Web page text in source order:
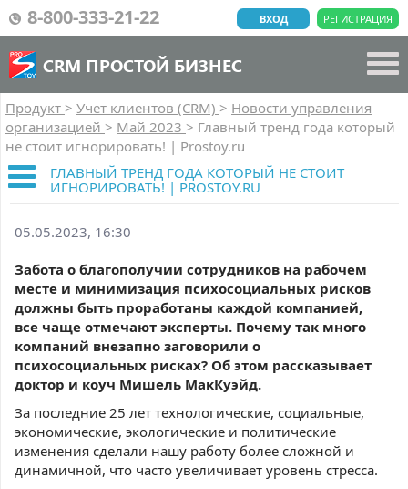
8-800-333-21-22 РЕГИСТРАЦИЯ
ВХОД
CRM ПРОСТОЙ БИЗНЕС
Продукт > Учет клиентов (CRM) > Новости управления
организацией > Май 2023 > Главный тренд года который
не стоит игнорировать! | Prostoy.ru
ГЛАВНЫЙ ТРЕНД ГОДА КОТОРЫЙ НЕ СТОИТ
ИГНОРИРОВАТЬ! | PROSTOY.RU
05.05.2023, 16:30
Забота о благополучии сотрудников на рабочем
месте и минимизация психосоциальных рисков
должны быть проработаны каждой компанией,
все чаще отмечают эксперты. Почему так много
компаний внезапно заговорили о
психосоциальных рисках? Об этом рассказывает
доктор и коуч Мишель МакКуэйд.
За последние 25 лет технологические, социальные,
экономические, экологические и политические
изменения сделали нашу работу более сложной и
динамичной, что часто увеличивает уровень стресса.